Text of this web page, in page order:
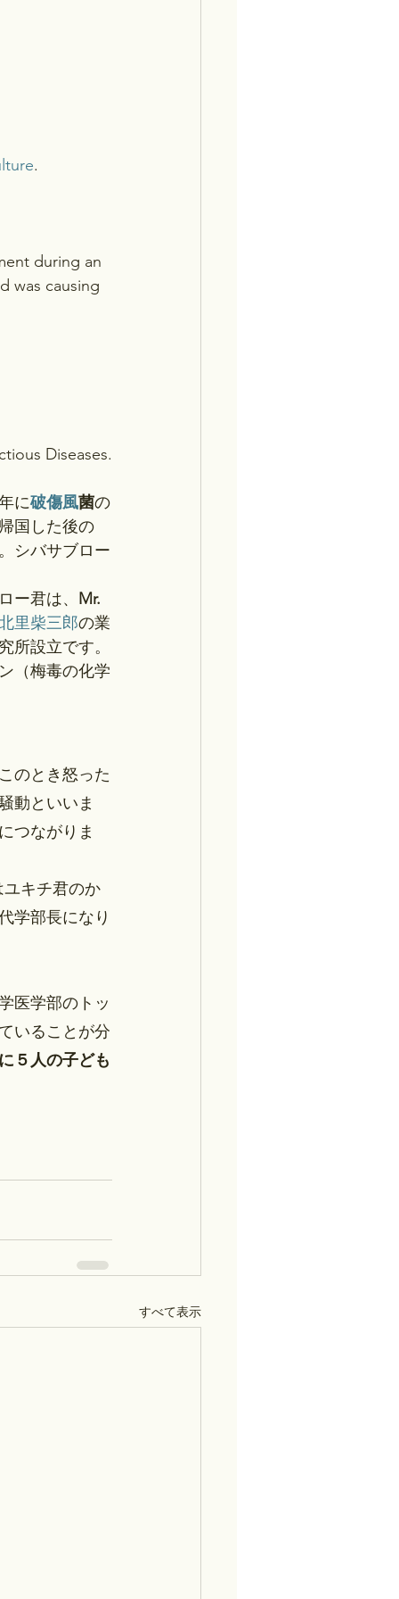
.
during an
was causing
Diseases.
に破傷風菌の
国した後の
シバサブロー
ー君は、 Mr.
里柴三郎の業
所設立です。
（梅毒の化学
のとき怒った
動といいま
つながりま
キチ君のか
学部長になり
医学部のトッ
いることが分
５人の子ども
すべて表示